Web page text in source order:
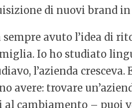
di nuovi brand
avuto l’idea di
Io ho studiato
l’azienda
avere: trovare
al cambiamento – puoi